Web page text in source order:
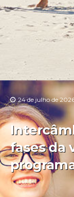
24 de julho de
fases da